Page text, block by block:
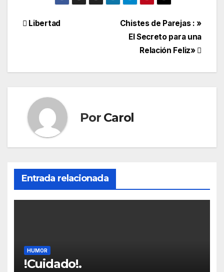
Navegación
entradas
Chistes de Parejas : »
El Secreto para una
Relación Feliz»
Libertad
Por Carol
Entrada relacionada
HUMOR
!Cuidado!.